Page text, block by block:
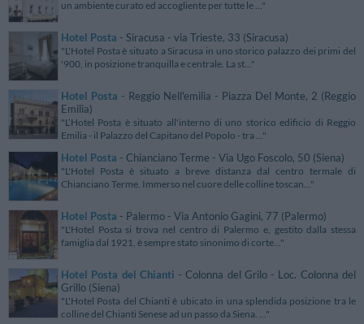
un ambiente curato ed accogliente per tutte le ..."
Hotel Posta - Siracusa - via Trieste, 33 (Siracusa)
"L'Hotel Posta è situato a Siracusa in uno storico palazzo dei primi del
'900, in posizione tranquilla e centrale. La st..."
Hotel Posta - Reggio Nell'emilia - Piazza Del Monte, 2 (Reggio
Emilia)
"L’Hotel Posta è situato all'interno di uno storico edificio di Reggio
Emilia - il Palazzo del Capitano del Popolo - tra ..."
Hotel Posta - Chianciano Terme - Via Ugo Foscolo, 50 (Siena)
"L'Hotel Posta è situato a breve distanza dal centro termale di
Chianciano Terme. Immerso nel cuore delle colline toscan..."
Hotel Posta - Palermo - Via Antonio Gagini, 77 (Palermo)
"L'Hotel Posta si trova nel centro di Palermo e, gestito dalla stessa
famiglia dal 1921, è sempre stato sinonimo di corte..."
Hotel Posta del Chianti - Colonna del Grilo - Loc. Colonna del
Grillo (Siena)
"L'Hotel Posta del Chianti è ubicato in una splendida posizione tra le
colline del Chianti Senese ad un passo da Siena. ..."